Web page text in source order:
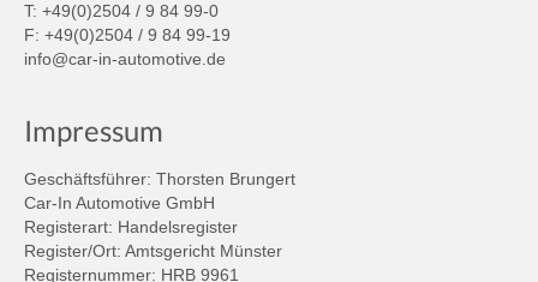
T: +49(0)2504 / 9 84 99-0
F: +49(0)2504 / 9 84 99-19
info@car-in-automotive.de
Impressum
Geschäftsführer: Thorsten Brungert
Car-In Automotive GmbH
Registerart: Handelsregister
Register/Ort: Amtsgericht Münster
Registernummer: HRB 9961